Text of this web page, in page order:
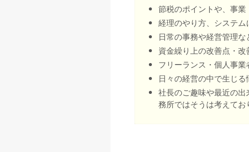
節税のポイントや、事
経理のやり方、システ
日常の事務や経営管理
資金繰り上の改善点・
フリーランス・個人事
日々の経営の中で生じ
社長のご趣味や最近の
務所ではそうは考えてお